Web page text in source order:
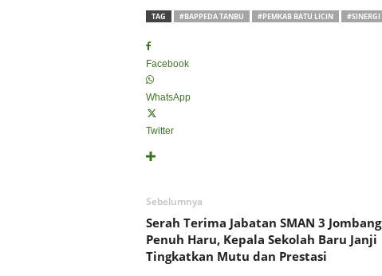
TAG #BAPPEDA TANBU #PEMKAB BATU LICIN #SINERGI
Facebook
WhatsApp
Twitter
Sebelumnya
Serah Terima Jabatan SMAN 3 Jombang
Penuh Haru, Kepala Sekolah Baru Janji
Tingkatkan Mutu dan Prestasi